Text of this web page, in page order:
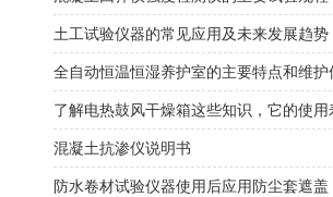
土工试验仪器的常见应用及未来发展趋势
混凝土抗渗仪说明书